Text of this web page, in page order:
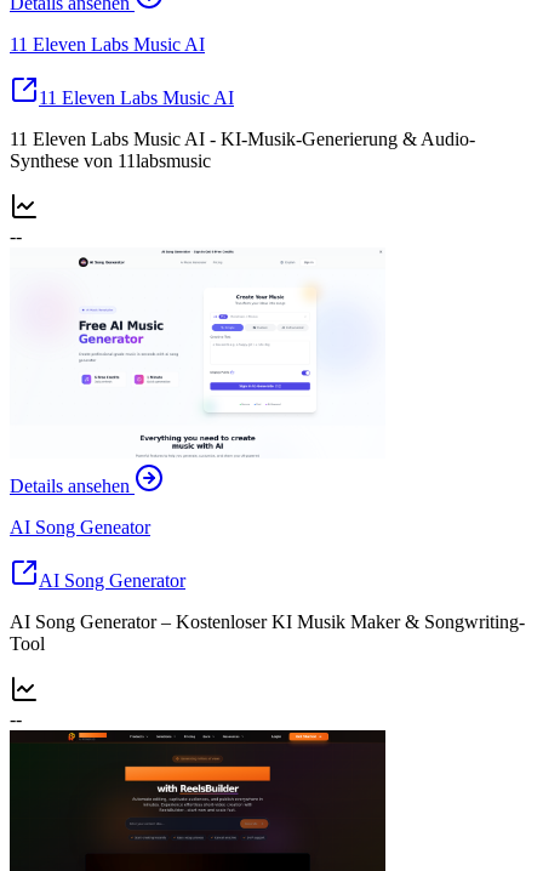
11 Eleven Labs Music AI
11 Eleven Labs Music AI
11 Eleven Labs Music AI - KI-Musik-Generierung & Audio-
Synthese von 11labsmusic
--
Details ansehen
AI Song Geneator
AI Song Generator
AI Song Generator – Kostenloser KI Musik Maker & Songwriting-
Tool
--